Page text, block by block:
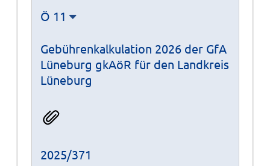
Ö 11
Gebührenkalkulation 2026 der GfA
Lüneburg gkAöR für den Landkreis
Lüneburg
2025/371